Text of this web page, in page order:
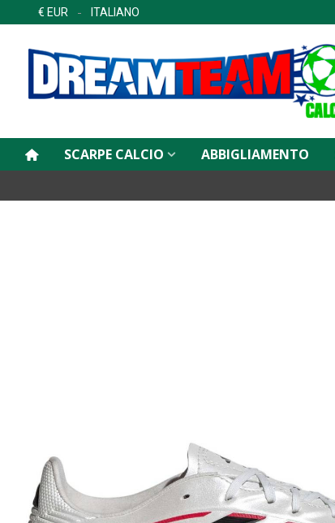
€ EUR ITALIANO
SCARPE CALCIO ABBIGLIAMENTO